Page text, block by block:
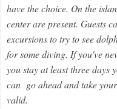
have the choice. On the
center are present. Guests
excursions to try to see
for some diving. If you've
you stay at least three
can go ahead and take
valid.